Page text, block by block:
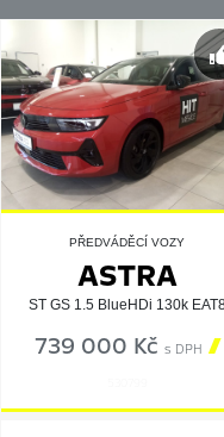
PŘEDVÁDĚCÍ VOZY
ASTRA
ST GS 1.5 BlueHDi 130k
739 000 Kč s DPH 